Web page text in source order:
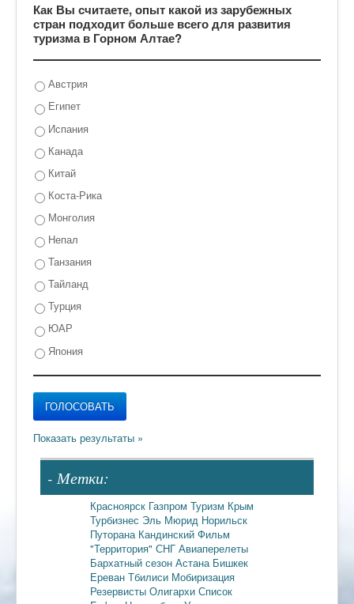
Как Вы считаете, опыт какой из зарубежных
стран подходит больше всего для развития
туризма в Горном Алтае?
Австрия
Египет
Испания
Канада
Китай
Коста-Рика
Монголия
Непал
Танзания
Тайланд
Турция
ЮАР
Япония
- Метки:
Красноярск Газпром Туризм Крым
Турбизнес Эль Мюрид Норильск
Путорана Кандинский Фильм
"Территория" СНГ Авиаперелеты
Бархатный сезон Астана Бишкек
Ереван Тбилиси Мобиризация
Резервисты Олигархи Список